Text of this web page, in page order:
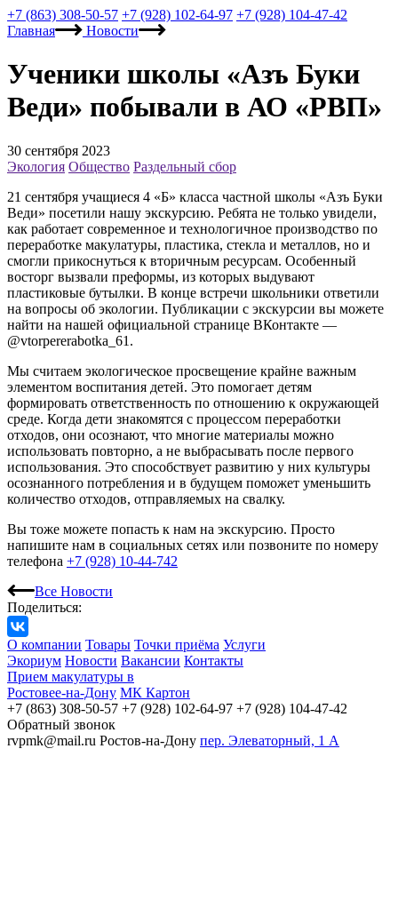
+7 (863) 308-50-57 +7 (928) 102-64-97 +7 (928) 104-47-42
Главная
Новости
Ученики школы «Азъ Буки
Веди» побывали в АО «РВП»
30 сентября 2023
Экология Общество Раздельный сбор
21 сентября учащиеся 4 «Б» класса частной школы «Азъ Буки
Веди» посетили нашу экскурсию. Ребята не только увидели,
как работает современное и технологичное производство по
переработке макулатуры, пластика, стекла и металлов, но и
смогли прикоснуться к вторичным ресурсам. Особенный
восторг вызвали преформы, из которых выдувают
пластиковые бутылки. В конце встречи школьники ответили
на вопросы об экологии. Публикации с экскурсии вы можете
найти на нашей официальной странице ВКонтакте —
@vtorpererabotka_61.
Мы считаем экологическое просвещение крайне важным
элементом воспитания детей. Это помогает детям
формировать ответственность по отношению к окружающей
среде. Когда дети знакомятся с процессом переработки
отходов, они осознают, что многие материалы можно
использовать повторно, а не выбрасывать после первого
использования. Это способствует развитию у них культуры
осознанного потребления и в будущем поможет уменьшить
количество отходов, отправляемых на свалку.
Вы тоже можете попасть к нам на экскурсию. Просто
напишите нам в социальных сетях или позвоните по номеру
телефона +7 (928) 10-44-742
Все Новости
Поделиться:
О компании Товары Точки приёма Услуги
Экориум Новости Вакансии Контакты
Прием макулатуры в
Ростовее-на-Дону МК Картон
+7 (863) 308-50-57 +7 (928) 102-64-97 +7 (928) 104-47-42
Обратный звонок
rvpmk@mail.ru Ростов-на-Дону пер. Элеваторный, 1 А